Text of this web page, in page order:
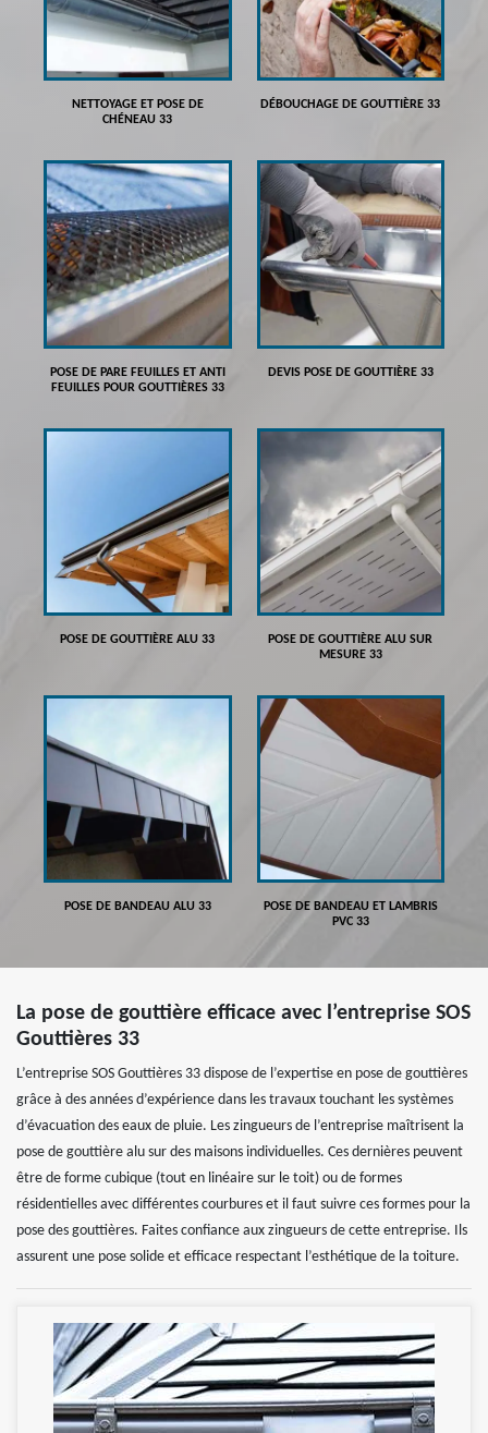
NETTOYAGE ET POSE DE
CHÉNEAU 33
DÉBOUCHAGE DE GOUTTIÈRE 33
POSE DE PARE FEUILLES ET ANTI
FEUILLES POUR GOUTTIÈRES 33
DEVIS POSE DE GOUTTIÈRE 33
POSE DE GOUTTIÈRE ALU 33
POSE DE GOUTTIÈRE ALU SUR
MESURE 33
POSE DE BANDEAU ALU 33
POSE DE BANDEAU ET LAMBRIS
PVC 33
La pose de gouttière efficace avec l’entreprise SOS
Gouttières 33
L’entreprise SOS Gouttières 33 dispose de l’expertise en pose de gouttières
grâce à des années d’expérience dans les travaux touchant les systèmes
d’évacuation des eaux de pluie. Les zingueurs de l’entreprise maîtrisent la
pose de gouttière alu sur des maisons individuelles. Ces dernières peuvent
être de forme cubique (tout en linéaire sur le toit) ou de formes
résidentielles avec différentes courbures et il faut suivre ces formes pour la
pose des gouttières. Faites confiance aux zingueurs de cette entreprise. Ils
assurent une pose solide et efficace respectant l’esthétique de la toiture.